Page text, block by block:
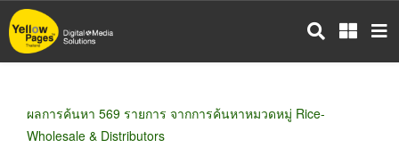
ข้าม
ไป
ผลการค้นหา 569 รายการ จากการค้นหาหมวดหมู่ Rice-
Wholesale & Distributors